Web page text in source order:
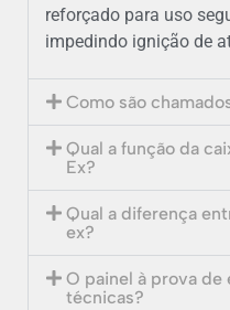
reforçado para uso
impedindo ignição de
Como são
Qual a função da
Ex?
Qual a diferença
ex?
O painel à prova de
técnicas?